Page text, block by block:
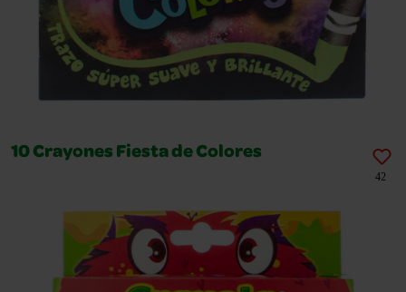
10 Crayones Fiesta de Colores
42